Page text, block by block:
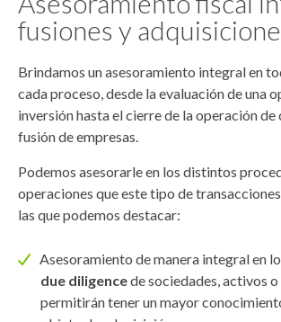
fusiones y
Brindamos un asesoramiento integral en
cada proceso, desde la evaluación de una
inversión hasta el cierre de la operación
fusión de empresas.
Podemos asesorarle en los distintos
operaciones que este tipo de
las que podemos destacar:
Asesoramiento de manera integral en
due diligencede sociedades, activos
permitirán tener un mayor